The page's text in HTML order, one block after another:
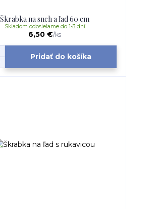
Škrabka na sneh a ľad 60 cm
6,50 €/ks
Skladom odosielame do 1-3 dní
Pridať do košíka